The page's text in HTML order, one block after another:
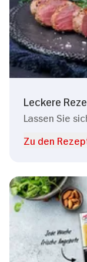
Leckere
Lassen Sie
Zu den